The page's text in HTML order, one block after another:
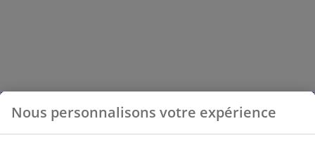
Nous personnalisons votre expérience